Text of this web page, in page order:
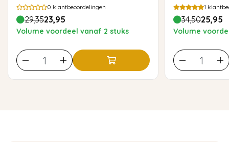
0 klantbeoordelingen
29,3523,95
Volume voordeel vanaf 2 stuks
1
34,5025,95
Volume